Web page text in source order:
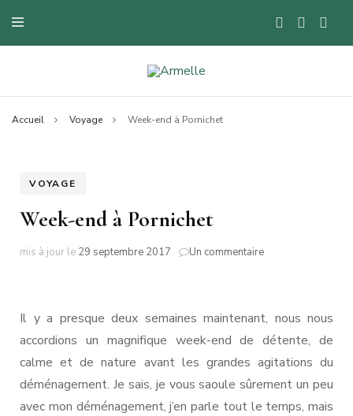
Armelle
Blog mode à Nantes, lifestyle, beauté et bons plans.
Accueil Voyage Week-end à Pornichet
VOYAGE
Week-end à Pornichet
mis à jour le 29 septembre 2017 Un commentairesur
Pornichet
Il y a presque deux semaines maintenant, nous nous
accordions un magnifique week-end de détente, de
calme et de nature avant les grandes agitations du
déménagement. Je sais, je vous saoule sûrement un peu
avec mon déménagement, j’en parle tout le temps, mais